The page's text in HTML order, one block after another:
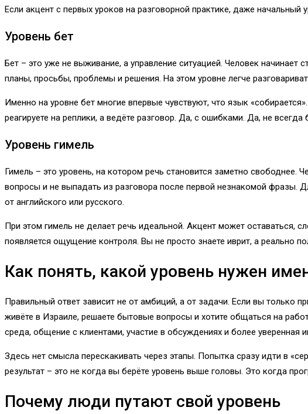
Если акцент с первых уроков на разговорной практике, даже
Уровень бет
Бет – это уже не выживание, а управление ситуацией. Человек
планы, просьбы, проблемы и решения. На этом уровне легче
Именно на уровне бет многие впервые чувствуют, что язык
реагируете на реплики, а ведёте разговор. Да, с ошибками. Да, не
Уровень гимель
Гимель – это уровень, на котором речь становится заметно
вопросы и не выпадать из разговора после первой незнакомой фразы.
от английского или русского.
При этом гимель не делает речь идеальной. Акцент может оставаться,
появляется ощущение контроля. Вы не просто знаете иврит, а реально
Как понять, какой уровень нужен
Правильный ответ зависит не от амбиций, а от задачи. Если вы только
живёте в Израиле, решаете бытовые вопросы и хотите общаться на
среда, общение с клиентами, участие в обсуждениях и более уверенная
Здесь нет смысла перескакивать через этапы. Попытка сразу идти в
результат – это не когда вы берёте уровень выше головы. Это когда
Почему люди путают свой уровень